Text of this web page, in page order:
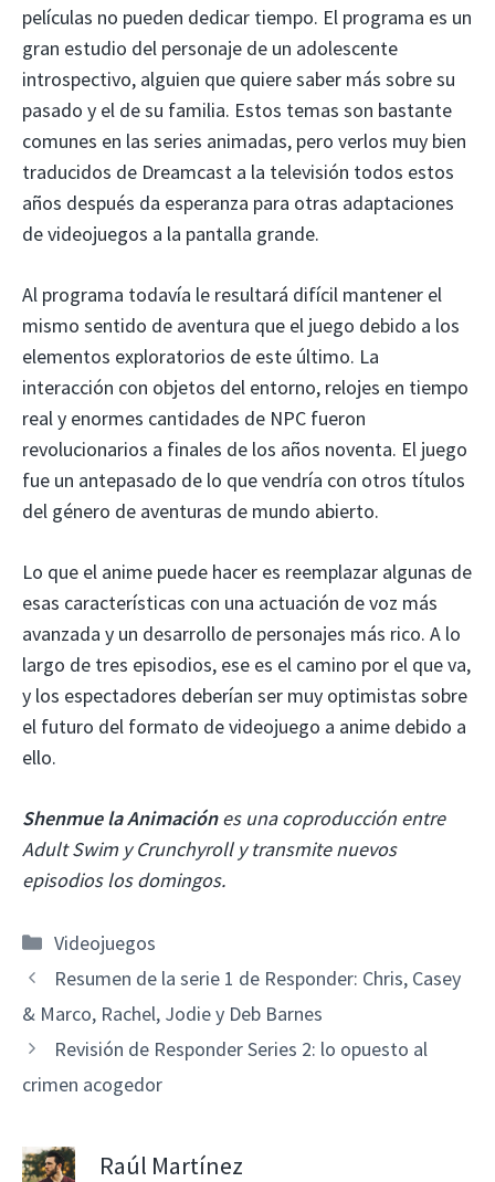
películas no pueden dedicar tiempo. El programa es un
gran estudio del personaje de un adolescente
introspectivo, alguien que quiere saber más sobre su
pasado y el de su familia. Estos temas son bastante
comunes en las series animadas, pero verlos muy bien
traducidos de Dreamcast a la televisión todos estos
años después da esperanza para otras adaptaciones
de videojuegos a la pantalla grande.
Al programa todavía le resultará difícil mantener el
mismo sentido de aventura que el juego debido a los
elementos exploratorios de este último. La
interacción con objetos del entorno, relojes en tiempo
real y enormes cantidades de NPC fueron
revolucionarios a finales de los años noventa. El juego
fue un antepasado de lo que vendría con otros títulos
del género de aventuras de mundo abierto.
Lo que el anime puede hacer es reemplazar algunas de
esas características con una actuación de voz más
avanzada y un desarrollo de personajes más rico. A lo
largo de tres episodios, ese es el camino por el que va,
y los espectadores deberían ser muy optimistas sobre
el futuro del formato de videojuego a anime debido a
ello.
Shenmue la Animaciónes una coproducción entre
Adult Swim y Crunchyroll y transmite nuevos
episodios los domingos.
Categorías
Videojuegos
Resumen de la serie 1 de Responder: Chris, Casey
& Marco, Rachel, Jodie y Deb Barnes
Revisión de Responder Series 2: lo opuesto al
crimen acogedor
Raúl Martínez